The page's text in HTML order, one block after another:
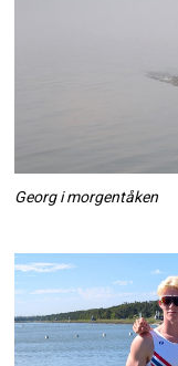
Georg i morgentåken